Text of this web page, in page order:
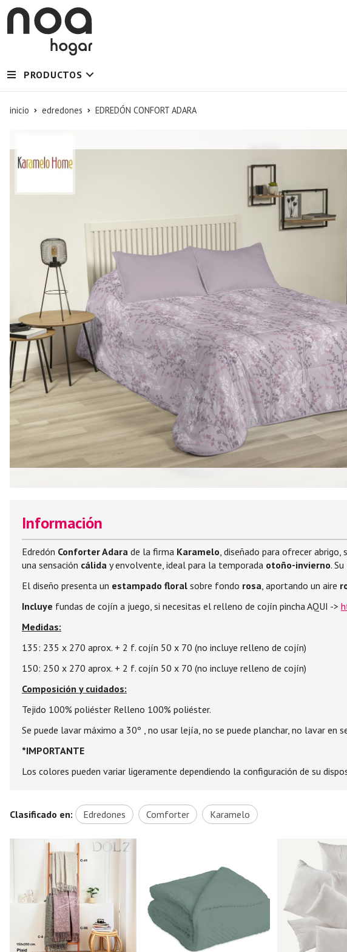
PRODUCTOS
inicio edredones EDREDÓN CONFORT ADARA
Información
Edredón Conforter Adara de la firma Karamelo , diseñado para ofrecer
una sensación cálida y envolvente, ideal para la temporada otoño-invierno.
El diseño presenta un estampado floral sobre fondo rosa , aportando un aire
Incluye fundas de cojín a juego, si necesitas el relleno de cojín pincha AQUI ->
Medidas:
135: 235 x 270 aprox. + 2 f. cojín 50 x 70 (no incluye relleno de cojín)
150: 250 x 270 aprox. + 2 f. cojín 50 x 70 (no incluye relleno de cojín)
Composición y cuidados:
Tejido 100% poliéster Relleno 100% poliéster.
Se puede lavar máximo a 30º , no usar lejía, no se puede planchar, no lavar
*IMPORTANTE
Los colores pueden variar ligeramente dependiendo la configuración de su
Clasificado en: Edredones Comforter Karamelo